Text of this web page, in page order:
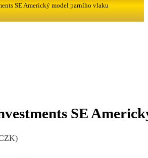
SE Americký model parního vlaku
SE
)